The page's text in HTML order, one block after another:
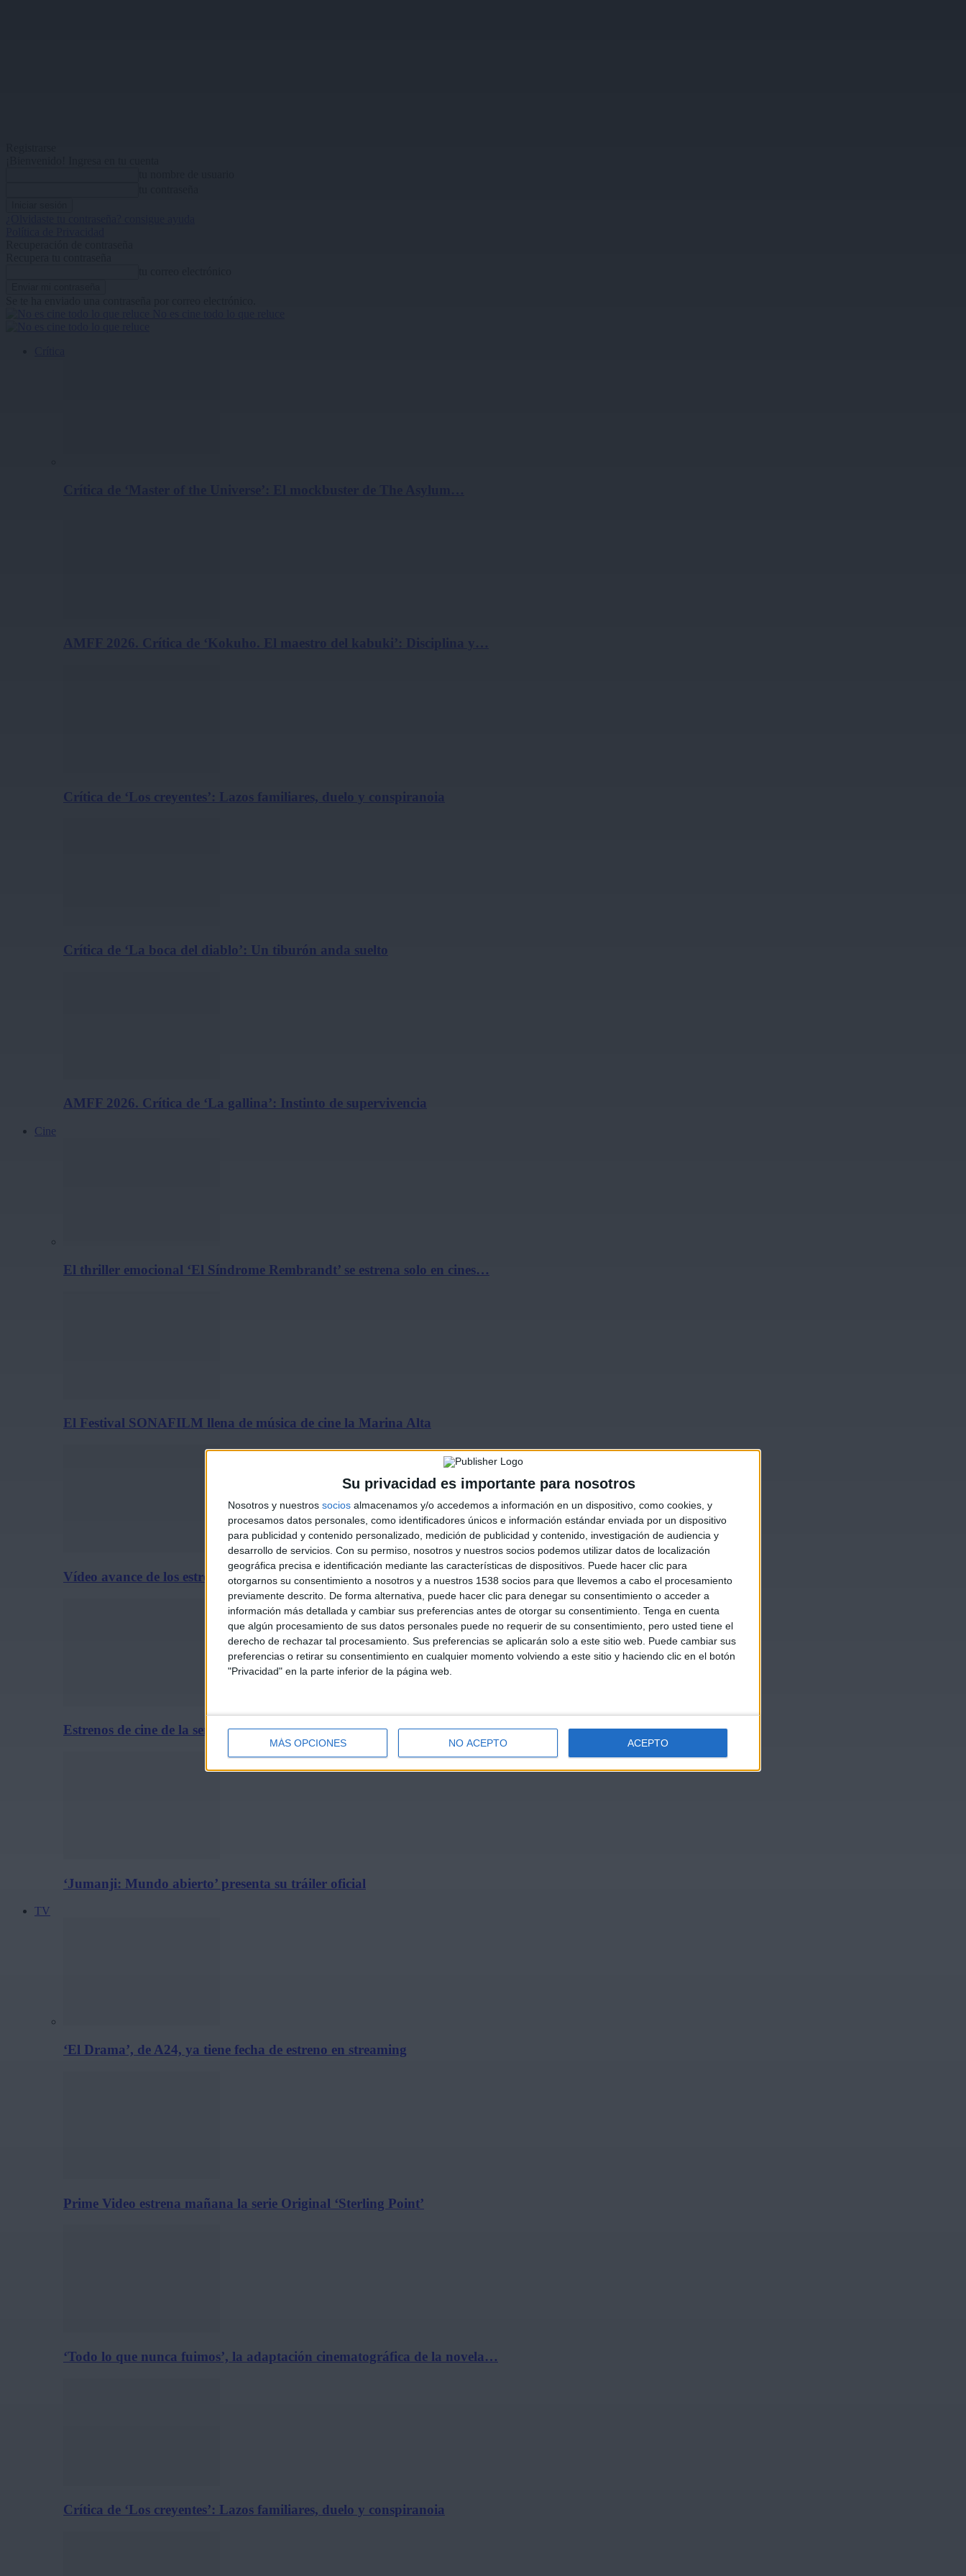
Su privacidad es importante para nosotros
Nosotros y nuestros socios almacenamos y/o accedemos a información en un dispositivo, como cookies, y
procesamos datos personales, como identificadores únicos e información estándar enviada por un dispositivo
para publicidad y contenido personalizado, medición de publicidad y contenido, investigación de audiencia y
desarrollo de servicios. Con su permiso, nosotros y nuestros socios podemos utilizar datos de localización
geográfica precisa e identificación mediante las características de dispositivos. Puede hacer clic para
otorgarnos su consentimiento a nosotros y a nuestros 1538 socios para que llevemos a cabo el procesamiento
previamente descrito. De forma alternativa, puede hacer clic para denegar su consentimiento o acceder a
información más detallada y cambiar sus preferencias antes de otorgar su consentimiento. Tenga en cuenta
que algún procesamiento de sus datos personales puede no requerir de su consentimiento, pero usted tiene el
derecho de rechazar tal procesamiento. Sus preferencias se aplicarán solo a este sitio web. Puede cambiar sus
preferencias o retirar su consentimiento en cualquier momento volviendo a este sitio y haciendo clic en el botón
"Privacidad" en la parte inferior de la página web.
MÁS OPCIONES NO ACEPTO ACEPTO
Crítica de ‘Los creyentes’: Lazos familiares, duelo y conspiranoia
Crítica de ‘La boca del diablo’: Un tiburón anda suelto
AMFF 2026. Crítica de ‘La gallina’: Instinto de supervivencia
Cine
El thriller emocional ‘El Síndrome Rembrandt’ se estrena solo en cines…
El Festival SONAFILM llena de música de cine la Marina Alta
Vídeo avance de los estrenos de cine del 31 de julio…
Estrenos de cine de la semana: 31 de julio de 2026
‘Jumanji: Mundo abierto’ presenta su tráiler oficial
TV
‘El Drama’, de A24, ya tiene fecha de estreno en streaming
Prime Video estrena mañana la serie Original ‘Sterling Point’
‘Todo lo que nunca fuimos’, la adaptación cinematográfica de la novela…
Crítica de ‘Los creyentes’: Lazos familiares, duelo y conspiranoia